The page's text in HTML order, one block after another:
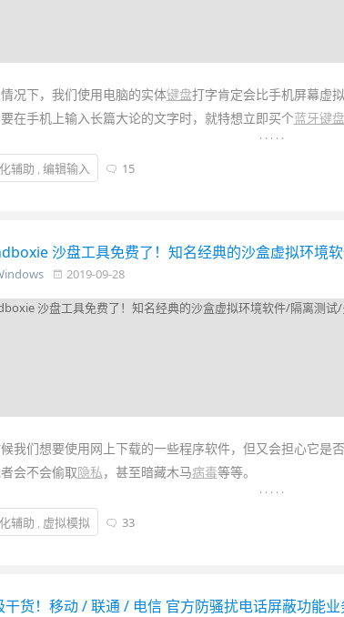
况下，我们使用电脑的实体键盘打字肯定会比手机屏幕虚
在手机上输入长篇大论的文字时，就特想立即买个蓝牙键盘
远程输入法」这款 APP，你就可以省下这笔开支了。远程
可以实现让用户“隔空打字”——使用电脑上的键盘给手机
. . . . .
辅助 ,编辑输入 15
沙盘工具免费了！知名经典的沙盒虚拟环境
2019-09-28
我们想要使用网上下载的一些程序软件，但又会担心它是
会不会偷取隐私，甚至暗藏木马病毒等等。
是对的，对此，我们可以使用
各种软件来避免影响到真实系统。但虚拟机缺点是太占资源且
. . . . .
辅助 , 虚拟模拟 33
干货！移动 / 联通 / 电信 官方防骚扰电话屏蔽功能